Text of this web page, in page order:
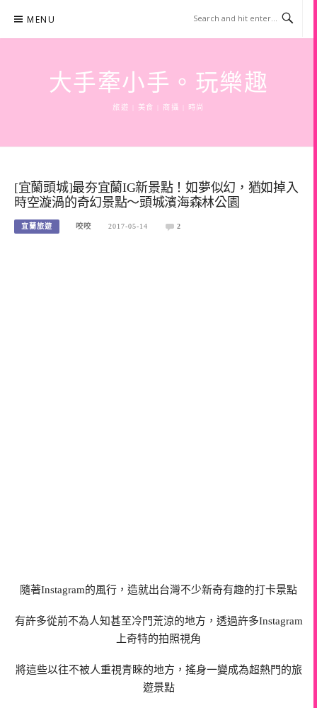
content
MENU
大手牽小手。玩樂趣
旅遊 | 美食 | 商攝 | 時尚
[宜蘭頭城]最夯宜蘭IG新景點！如夢似幻，猶如掉入
時空漩渦的奇幻景點～頭城濱海森林公園
宜蘭旅遊 咬咬 2017-05-14 2
隨著Instagram的風行，造就出台灣不少新奇有趣的打卡景點
有許多從前不為人知甚至冷門荒涼的地方，透過許多Instagram
上奇特的拍照視角
將這些以往不被人重視青睞的地方，搖身一變成為超熱門的旅
遊景點